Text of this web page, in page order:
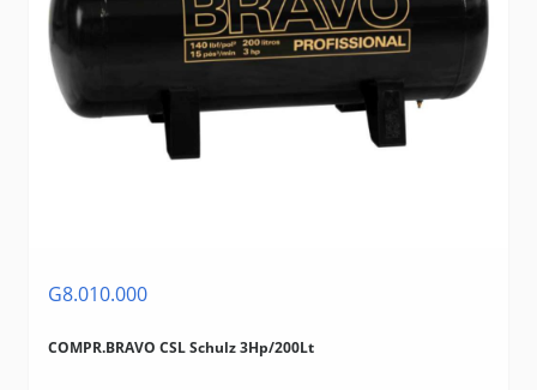
G8.010.000
COMPR.BRAVO CSL Schulz 3Hp/200Lt